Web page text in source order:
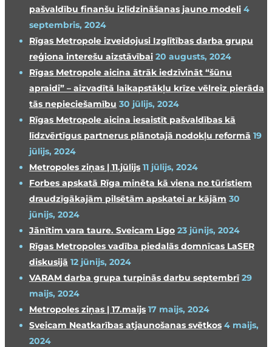
pašvaldību finanšu izlīdzināšanas jauno modeli 4
septembris, 2024
Rīgas Metropole izveidojusi Izglītības darba grupu
reģiona interešu aizstāvībai 20 augusts, 2024
Rīgas Metropole aicina ātrāk iedzīvināt “šūnu
apraidi” – aizvadītā laikapstākļu krīze vēlreiz pierāda
tās nepieciešamību 30 jūlijs, 2024
Rīgas Metropole aicina iesaistīt pašvaldības kā
līdzvērtīgus partnerus plānotajā nodokļu reformā 19
jūlijs, 2024
Metropoles ziņas | 11.jūlijs 11 jūlijs, 2024
Forbes apskatā Rīga minēta kā viena no tūristiem
draudzīgākajām pilsētām apskatei ar kājām 30
jūnijs, 2024
Jānītim vara taure. Sveicam Līgo 23 jūnijs, 2024
Rīgas Metropoles vadība piedalās domnīcas LaSER
diskusijā 12 jūnijs, 2024
VARAM darba grupa turpinās darbu septembrī 29
maijs, 2024
Metropoles ziņas | 17.maijs 17 maijs, 2024
Sveicam Neatkarības atjaunošanas svētkos 4 maijs,
2024